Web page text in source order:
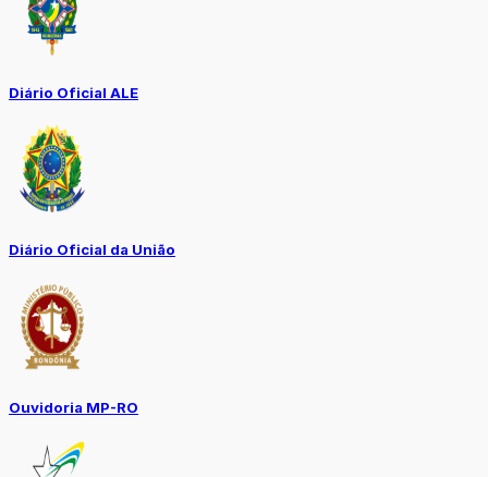
Diário Oficial ALE
Diário Oficial da União
Ouvidoria MP-RO